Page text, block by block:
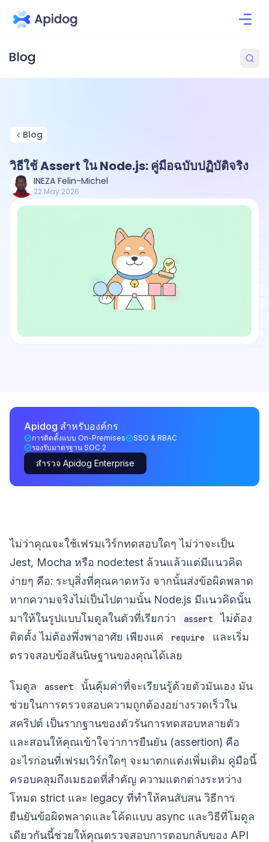
Blog
วิธีใช้ Assert ใน Node.js: คู่มือฉบับปฏิบัติจริง
INEZA Felin-Michel
22 May 2026
Apidog สำหรับองค์กร
การติดตั้งแบบ On-Premises
SSO & RBAC
รองรับมาตรฐาน SOC 2
สำรวจ Apidog Enterprise
ไม่ว่าคุณจะใช้เฟรมเวิร์กทดสอบใดๆ ไม่ว่าจะเป็น
Jest, Mocha หรือ node:test ล้วนแล้วแต่มีแนวคิด
ง่ายๆ คือ: ระบุสิ่งที่คุณคาดหวัง จากนั้นส่งข้อผิดพลาด
หากความจริงไม่เป็นไปตามนั้น Node.js มีแนวคิดนั้น
มาให้ในรูปแบบโมดูลในตัวที่เรียกว่า
assert
ไม่ต้อง
ติดตั้ง ไม่ต้องพึ่งพาอาศัย เพียงแค่
require
และเริ่ม
ตรวจสอบข้อสันนิษฐานของคุณได้เลย
โมดูล assert
นั้นคุ้มค่าที่จะเรียนรู้ด้วยตัวมันเอง มัน
ช่วยในการตรวจสอบความถูกต้องอย่างรวดเร็วใน
สคริปต์ เป็นรากฐานของตัวรันการทดสอบหลายตัว
และสอนให้คุณเข้าใจว่าการยืนยัน (assertion) คือ
อะไรก่อนที่เฟรมเวิร์กใดๆ จะมาตกแต่งเพิ่มเติม คู่มือนี้
ครอบคลุมถึงเมธอดที่สำคัญ ความแตกต่างระหว่าง
โหมด strict และ legacy ที่ทำให้คนสับสน วิธีการ
ยืนยันข้อผิดพลาดและโค้ดแบบ async และวิธีที่โมดูล
เดียวกันนี้ช่วยให้คุณตรวจสอบการตอบกลับของ API